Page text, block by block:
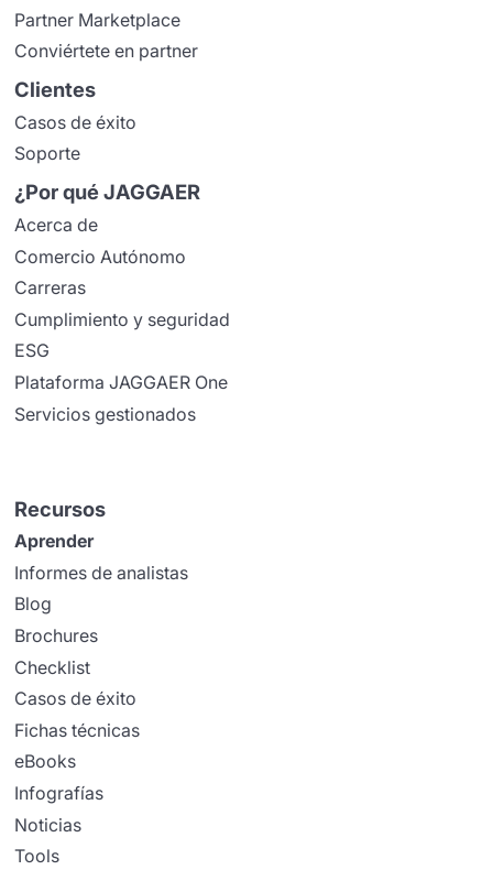
Partner Marketplace
Conviértete en partner
Clientes
Casos de éxito
Soporte
¿Por qué JAGGAER
Acerca de
Comercio Autónomo
Carreras
Cumplimiento y seguridad
ESG
Plataforma JAGGAER One
Servicios gestionados
Recursos
Aprender
Informes de analistas
Blog
Brochures
Checklist
Casos de éxito
Fichas técnicas
eBooks
Infografías
Noticias
Tools